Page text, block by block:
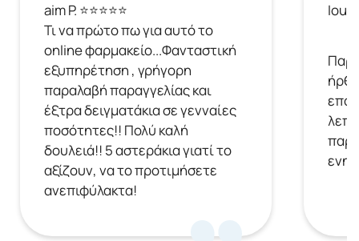
aim P. ⭐⭐⭐⭐⭐
Τι να πρώτο πω για αυτό το
online φαρμακείο...Φανταστική
εξυπηρέτηση , γρήγορη
παραλαβή παραγγελίας και
έξτρα δειγματάκια σε γενναίες
ποσότητες!! Πολύ καλή
δουλειά!! 5 αστεράκια γιατί το
αξίζουν, να το προτιμήσετε
ανεπιφύλακτα!
Ioulia